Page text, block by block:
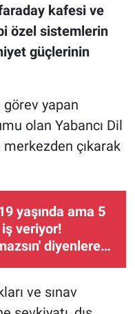
kafesi ve
özel sistemlerin
güçlerinin
yapan
olan Yabancı Dil
çıkarak
yaşında ama 5
veriyor!
diyenlere
ve sınav